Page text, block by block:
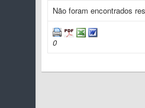
Não foram encontrados
0